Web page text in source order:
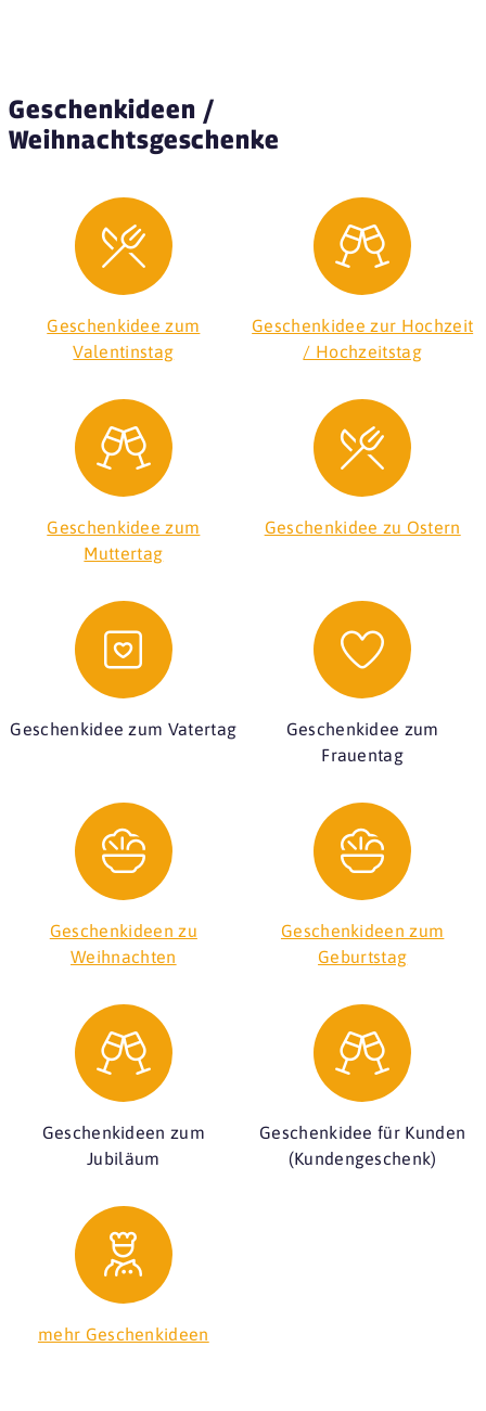
Geschenkideen /
Weihnachtsgeschenke
Geschenkidee zum
Valentinstag
Geschenkidee zur Hochzeit
/ Hochzeitstag
Geschenkidee zum
Muttertag
Geschenkidee zu Ostern
Geschenkidee zum Vatertag
Geschenkidee zum
Frauentag
Geschenkideen zu
Weihnachten
Geschenkideen zum
Geburtstag
Geschenkideen zum
Jubiläum
Geschenkidee für Kunden
(Kundengeschenk)
mehr Geschenkideen